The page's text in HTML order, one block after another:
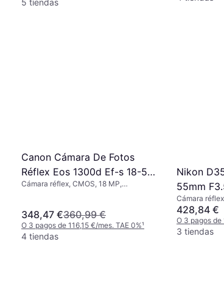
Canon Cámara De Fotos
Réflex Eos 1300d Ef-s 18-55
Dc Iii 18mp Cmos 5184 X
Cámara réflex, CMOS, 18 MP,
348,47 €360,99 €
O 3 pagos de 116,15 €/mes. TAE 0%¹
4 tiendas
Nikon
55mm
DX 70-
Cámara
Face
365g
428,84 €
O 3 pagos de
3 tiendas